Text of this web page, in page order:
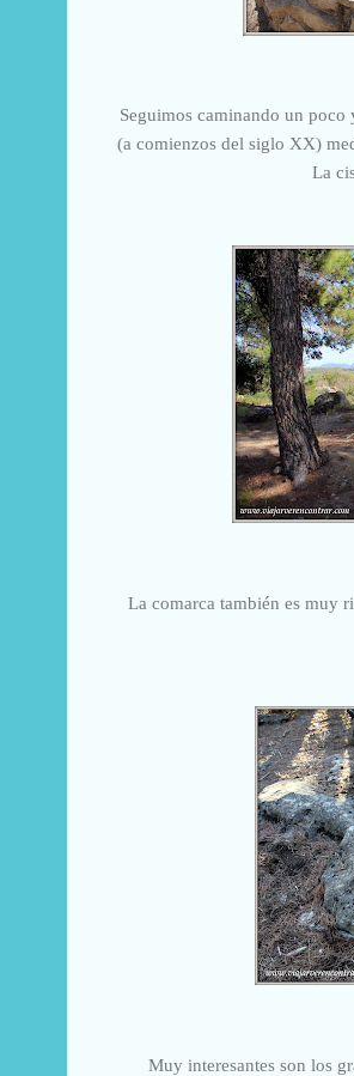
Seguimos caminando un
(a comienzos del siglo XX)
La
La comarca también es muy
Muy interesantes son los